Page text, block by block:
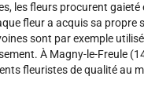
les fleurs procurent
fleur a acquis sa propre
sont par exemple
À Magny-le-Freule
fleuristes de qualité au